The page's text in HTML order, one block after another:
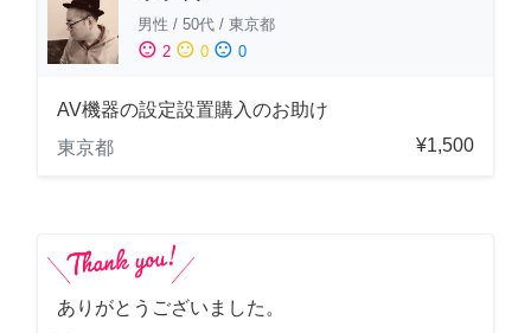
男性 / 50代 / 東京都
sentiment_satisfied 2 sentiment_neutral 0 sentiment_dissatisfied 0
AV機器の設定設置購入のお助け
東京都
¥1,500
ありがとうございました。